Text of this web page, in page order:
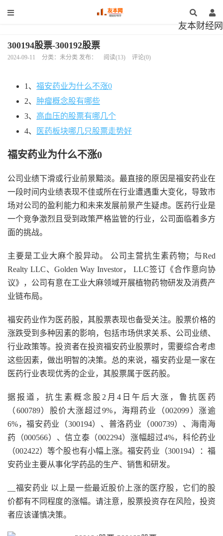
友本财经网
300194股票-300192股票
2024-09-11 分类：未分类 发布： 阅读(13) 评论(0)
1、 福安药业为什么不涨0
2、 肿瘤概念股有哪些
3、 高血压的股票有哪几个
4、
医药板块哪几只股票走势好
福安药业为什么不涨0
公司业绩下滑或行业前景黯淡。最直接的原因是福安药业在
一段时间内业绩表现不佳或所在行业遭遇重大变化，导致市
场对公司的盈利能力和未来发展前景产生疑虑。医药行业是
一个竞争激烈且受到政策严格监管的行业，公司面临着多方
面的挑战。
主要是工业大麻个股异动。 公司主营抗生素药物；与Red
Realty LLC、Golden Way Investor， LLC签订《合作意向协
议》，公司有意在工业大麻领域开展植物药物研发及消费产
业链布局。
福安药业作为医药股，其股票表现也备受关注。股票价格的
涨跌受到多种因素的影响，包括市场供求关系、公司业绩、
行业政策等。投资者在投资福安药业股票时，需要综合考虑
这些因素，做出明智的决策。总的来说，福安药业是一家在
医药行业表现优秀的企业，其股票属于医药股。
据报道，抗生素概念股2月4日午后大涨，鲁抗医药
（600789）股价大涨超过9%，海翔药业（002099）涨逾
6%，福安药业（300194）、普洛药业（000739）、海南海
药（000566）、信立泰（002294）涨幅超过4%，科伦药业
（002422）等个股也有小幅上涨。福安药业（300194）：福
安药业主要从事化学药品的生产、销售和研发。
__福安药业 以上是一些最近股价上涨的医疗股，它们的股
价都有不同程度的涨幅。请注意，股票投资存在风险，投资
者应该谨慎决策。